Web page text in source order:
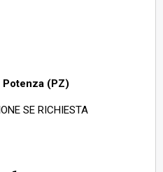
(PZ)
SE RICHIESTA